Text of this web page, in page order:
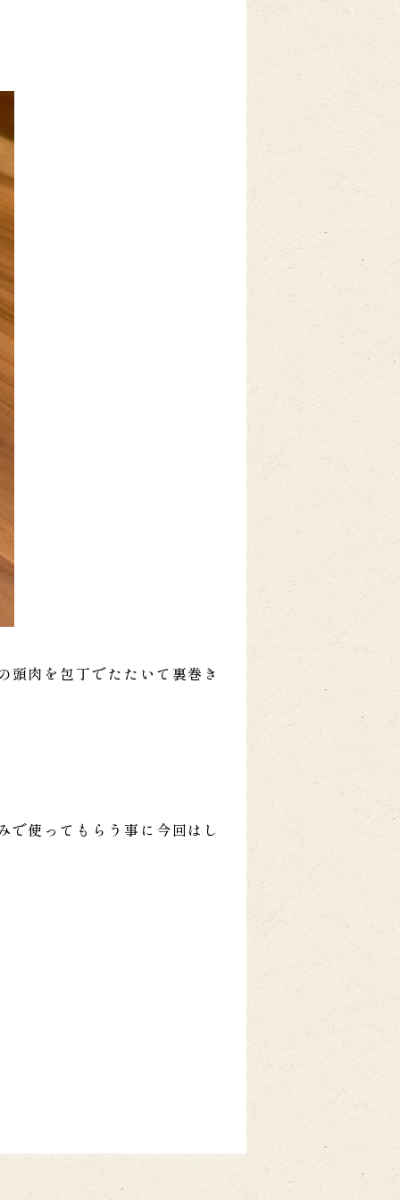
肉を包丁でたたいて裏巻き
で使ってもらう事に今回はし